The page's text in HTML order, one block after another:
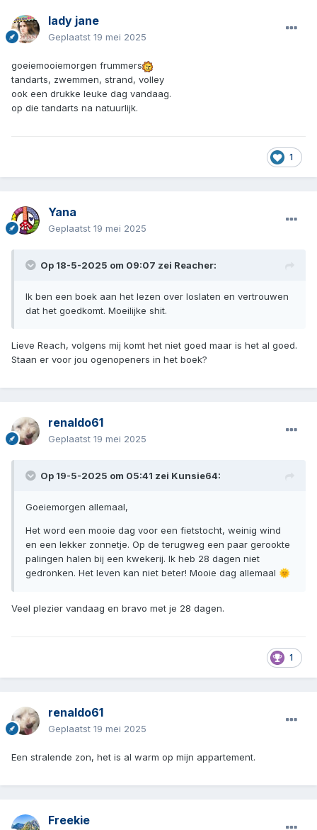
lady jane
Geplaatst 19 mei 2025
goeiemooiemorgen frummers
tandarts, zwemmen, strand, volley
ook een drukke leuke dag vandaag.
op die tandarts na natuurlijk.
1
Yana
Geplaatst 19 mei 2025
Op 18-5-2025 om 09:07 zei Reacher:
Ik ben een boek aan het lezen over loslaten en vertrouwen
dat het goedkomt. Moeilijke shit.
Lieve Reach, volgens mij komt het niet goed maar is het al goed.
Staan er voor jou ogenopeners in het boek?
renaldo61
Geplaatst 19 mei 2025
Op 19-5-2025 om 05:41 zei Kunsie64:
Goeiemorgen allemaal,
Het word een mooie dag voor een fietstocht, weinig wind
en een lekker zonnetje. Op de terugweg een paar gerookte
palingen halen bij een kwekerij. Ik heb 28 dagen niet
gedronken. Het leven kan niet beter! Mooie dag allemaal 🌞
Veel plezier vandaag en bravo met je 28 dagen.
1
renaldo61
Geplaatst 19 mei 2025
Een stralende zon, het is al warm op mijn appartement.
Freekie